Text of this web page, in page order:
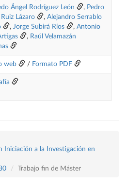
Ángel Rodríguez León , Pedro
Lázaro
, Alejandro Serrablo
, Jorge Subirá Ríos , Antonio
, Raúl Velamazán
web / Formato PDF
Iniciación a la Investigación en
Trabajo fin de Máster